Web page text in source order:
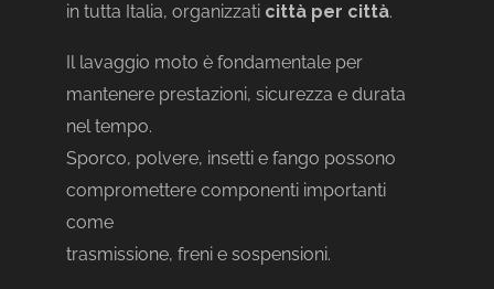
in tutta Italia, organizzati città per città.
Il lavaggio moto è fondamentale per
mantenere prestazioni, sicurezza e durata
nel tempo.
Sporco, polvere, insetti e fango possono
compromettere componenti importanti
come
trasmissione, freni e sospensioni.